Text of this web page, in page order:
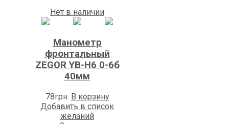
Нет в наличии
Манометр
фронтальный
ZEGOR YB-H6 0-6б
40мм
78грн. В корзину
Добавить в список
желаний